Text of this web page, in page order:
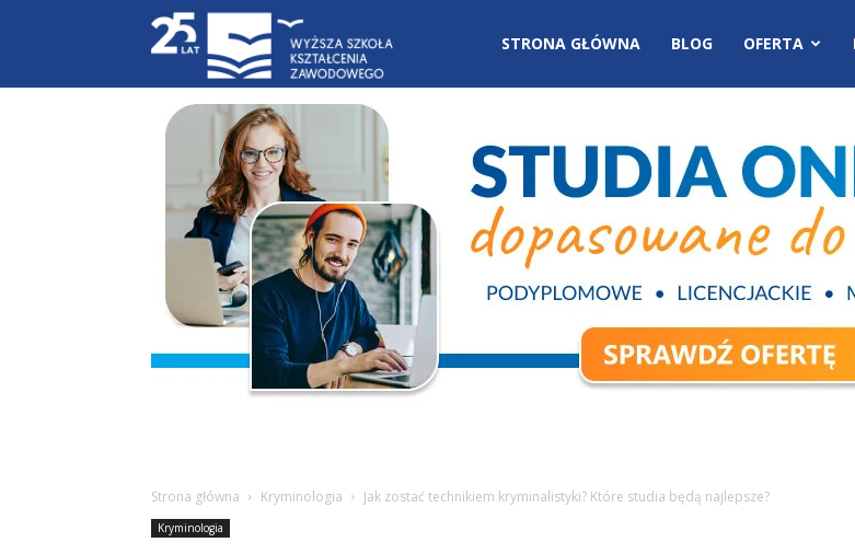
Blog
WSKZ
|
studia-
STRONA GŁÓWNA BLOG OFERTA
Strona główna Kryminologia Jak zostać technikiem kryminalistyki? Które studia będą najlepsze?
Kryminologia